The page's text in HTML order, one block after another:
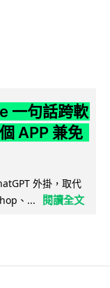
一句話跨軟
APP 兼免
外掛，取代
、...
閱讀全文